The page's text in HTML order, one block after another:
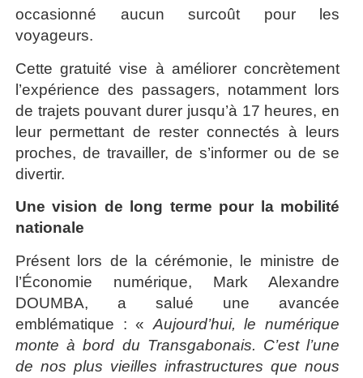
occasionné aucun surcoût pour les
voyageurs.
Cette gratuité vise à améliorer concrètement
l’expérience des passagers, notamment lors
de trajets pouvant durer jusqu’à 17 heures, en
leur permettant de rester connectés à leurs
proches, de travailler, de s’informer ou de se
divertir.
Une vision de long terme pour la mobilité
nationale
Présent lors de la cérémonie, le ministre de
l’Économie numérique, Mark Alexandre
DOUMBA, a salué une avancée
emblématique : « Aujourd’hui, le numérique
monte à bord du Transgabonais. C’est l’une
de nos plus vieilles infrastructures que nous